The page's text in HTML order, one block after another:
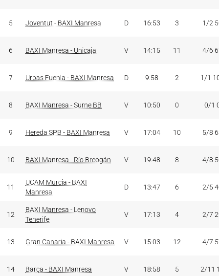
5 Joventut - BAXI Manresa D 16:53 3 1/2
6 BAXI Manresa - Unicaja V 14:15 11 4/6
7 Urbas Fuenla - BAXI Manresa D 9:58 2 1/1
8 BAXI Manresa - Surne BB V 10:50 0 0/1
9 Hereda SPB - BAXI Manresa V 17:04 10 5/8
10 BAXI Manresa - Río Breogán V 19:48 8 4/8
11
UCAM Murcia - BAXI
Manresa
D 13:47 6 2/5
12
BAXI Manresa - Lenovo
Tenerife
V 17:13 4 2/7
13 Gran Canaria - BAXI Manresa V 15:03 12 4/7
14 Barça - BAXI Manresa V 18:58 5 2/11